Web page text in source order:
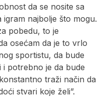
da se nosite sa
igram najbolje što mogu.
pobedu, to je
osećam da je to vrlo
sportistu, da bude
potrebno je da bude
traži način da
stvari koje želi”.